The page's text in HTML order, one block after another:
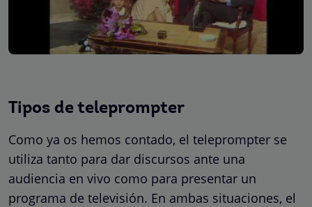
Tipos de teleprompter
Como ya os hemos contado, el teleprompter se
utiliza tanto para dar discursos ante una
audiencia en vivo como para presentar un
programa de televisión. En ambas situaciones, el